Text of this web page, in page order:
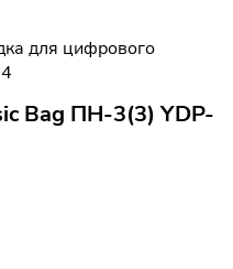
для цифрового
Bag ПН-3(3) YDP-